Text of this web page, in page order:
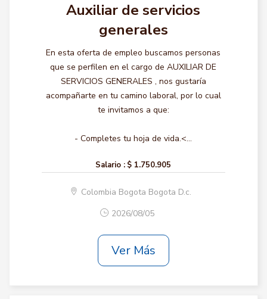
Auxiliar de servicios
generales
En esta oferta de empleo buscamos personas
que se perfilen en el cargo de AUXILIAR DE
SERVICIOS GENERALES , nos gustaría
acompañarte en tu camino laboral, por lo cual
te invitamos a que:
- Completes tu hoja de vida.<...
Salario : $ 1.750.905
Colombia Bogota Bogota D.c.
2026/08/05
Ver Más